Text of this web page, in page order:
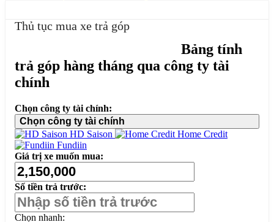
Thủ tục mua xe trả góp
Bảng tính
trả góp hàng tháng qua công ty tài
chính
Chọn công ty tài chính:
Chọn công ty tài chính
HD Saison
Home Credit
Fundiin
Giá trị xe muốn mua:
Số tiền trả trước:
Chọn nhanh: